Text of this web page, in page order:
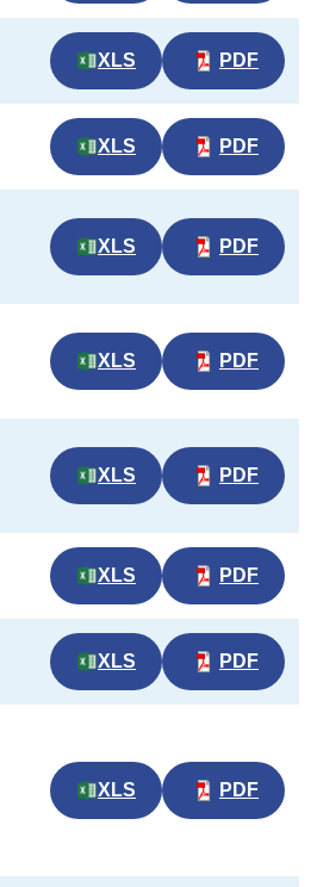
XLS PDF
XLS PDF
XLS PDF
XLS PDF
XLS PDF
XLS PDF
XLS PDF
XLS PDF